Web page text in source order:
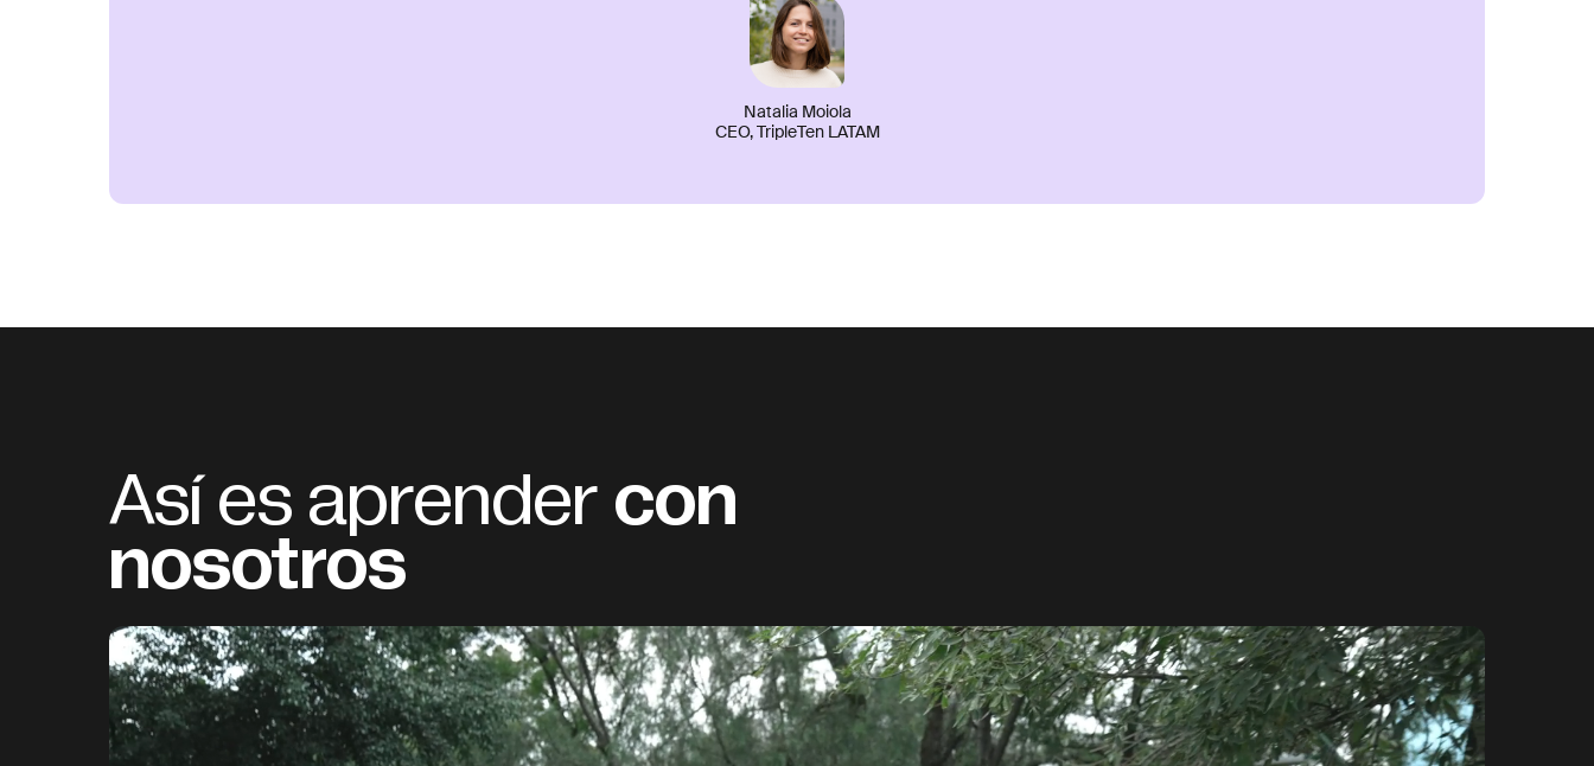
Natalia Moiola
CEO, TripleTen LATAM
Así es aprender con
nosotros